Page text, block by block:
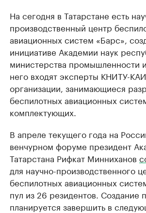
На сегодня в Татарстане есть
производственный центр
авиационных систем «Барс»,
инициативе Академии наук
министерства промышленности
него входят эксперты КНИТУ-
организации, занимающиеся
беспилотных авиационных
комплектующих.
В апреле текущего года на
венчурном форуме президент
Татарстана Рифкат Минниханов
для научно-производственного
беспилотных авиационных
пул из 26 резидентов. Создание
планируется завершить в